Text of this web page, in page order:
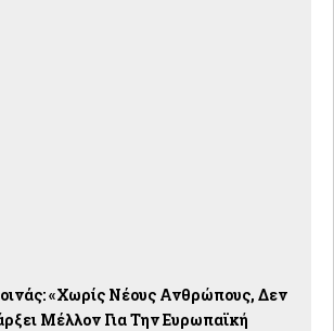
«Χωρίς Νέους Ανθρώπους, Δεν
Μέλλον Για Την Ευρωπαϊκή